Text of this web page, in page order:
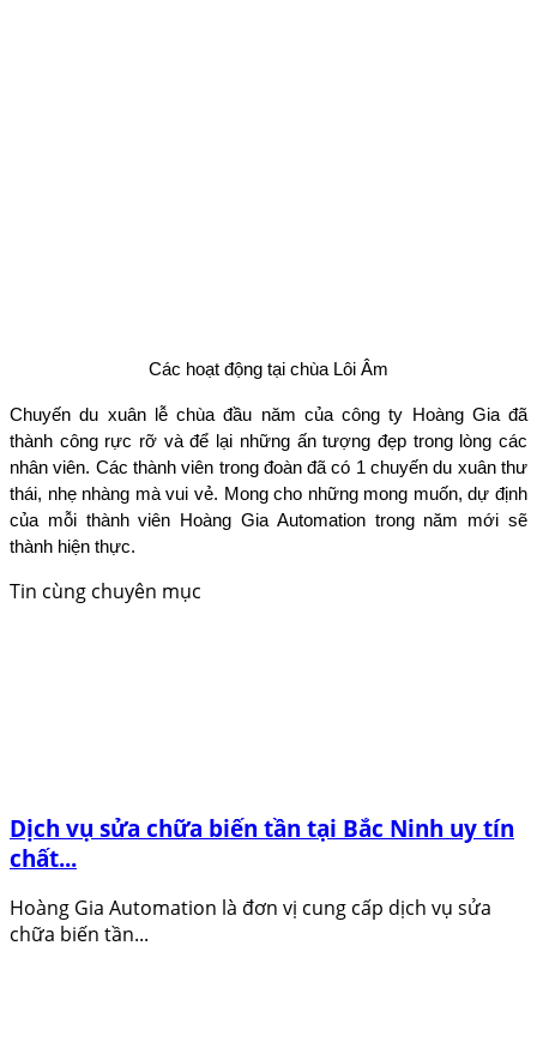
Các hoạt động tại chùa Lôi Âm
Chuyến du xuân lễ chùa đầu năm của công ty Hoàng Gia đã
thành công rực rỡ và để lại những ấn tượng đẹp trong lòng các
nhân viên. Các thành viên trong đoàn đã có 1 chuyến du xuân thư
thái, nhẹ nhàng mà vui vẻ. Mong cho những mong muốn, dự định
của mỗi thành viên Hoàng Gia Automation trong năm mới sẽ
thành hiện thực.
Tin cùng chuyên mục
Dịch vụ sửa chữa biến tần tại Bắc Ninh uy tín
chất...
Hoàng Gia Automation là đơn vị cung cấp dịch vụ sửa
chữa biến tần...